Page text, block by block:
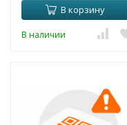
В корзину
В наличии